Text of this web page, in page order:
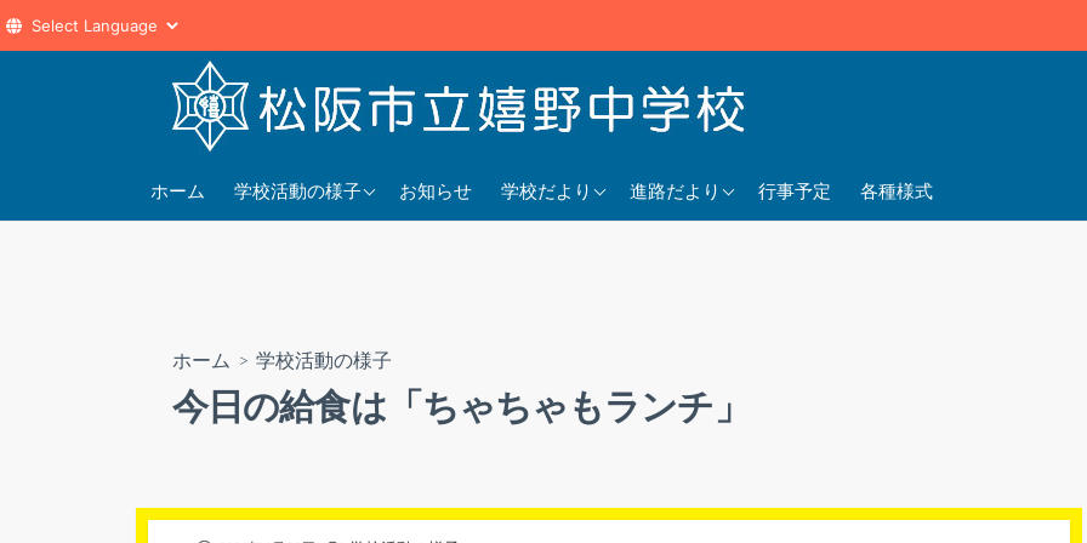
へ
ホーム 学校活動の様子
2025年度
お知らせ 学校だより
2025年度
進路だより
2025年度
行事予定 各種様式
ホーム > 学校活動の様子
今日の給食は「ちゃちゃもランチ」